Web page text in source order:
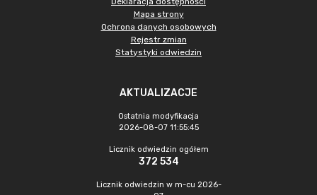
Mapa strony
Ochrona danych osobowych
Rejestr zmian
Statystyki odwiedzin
AKTUALIZACJE
Ostatnia modyfikacja
2026-08-07 11:55:45
Licznik odwiedzin ogółem
372 534
Licznik odwiedzin w m-cu 2026-